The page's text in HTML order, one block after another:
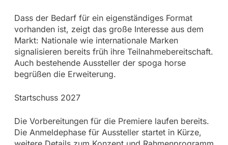
Dass der Bedarf für ein eigenständiges Format
vorhanden ist, zeigt das große Interesse aus dem
Markt: Nationale wie internationale Marken
signalisieren bereits früh ihre Teilnahmebereitschaft.
Auch bestehende Aussteller der spoga horse
begrüßen die Erweiterung.
Startschuss 2027
Die Vorbereitungen für die Premiere laufen bereits.
Die Anmeldephase für Aussteller startet in Kürze,